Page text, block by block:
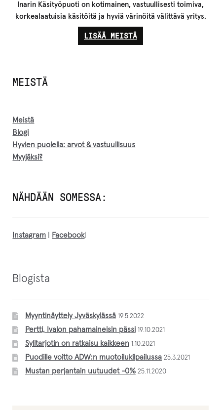
Inarin Käsityöpuoti on kotimainen, vastuullisesti toimiva,
korkealaatuisia käsitöitä ja hyviä värinöitä välittävä yritys.
LISÄÄ MEISTÄ
MEISTÄ
Meistä
Blogi
Hyvien puolella: arvot & vastuullisuus
Myyjäksi?
NÄHDÄÄN SOMESSA:
Instagram Facebook|
Blogista
Myyntinäyttely Jyväskylässä 19.5.2022
Pertti, Ivalon pahamaineisin pässi 19.10.2021
Sylitarjotin on ratkaisu kaikkeen 1.10.2021
Puodille voitto ADW:n muotoilukilpailussa 25.3.2021
Mustan perjantain uutuudet -0% 25.11.2020